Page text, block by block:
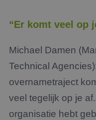
“Er komt veel op
Michael Damen
Technical
overnametraject
veel tegelijk op je
organisatie hebt